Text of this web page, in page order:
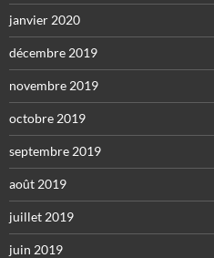
janvier 2020
décembre 2019
novembre 2019
octobre 2019
septembre 2019
août 2019
juillet 2019
juin 2019